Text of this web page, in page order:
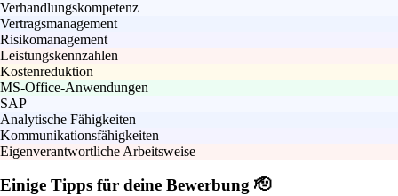
Verhandlungskompetenz
Vertragsmanagement
Risikomanagement
Leistungskennzahlen
Kostenreduktion
MS-Office-Anwendungen
SAP
Analytische Fähigkeiten
Kommunikationsfähigkeiten
Eigenverantwortliche Arbeitsweise
Einige Tipps für deine Bewerbung 🫡